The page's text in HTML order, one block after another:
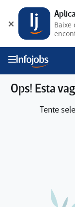
Ops! Esta
Tente
Baixe